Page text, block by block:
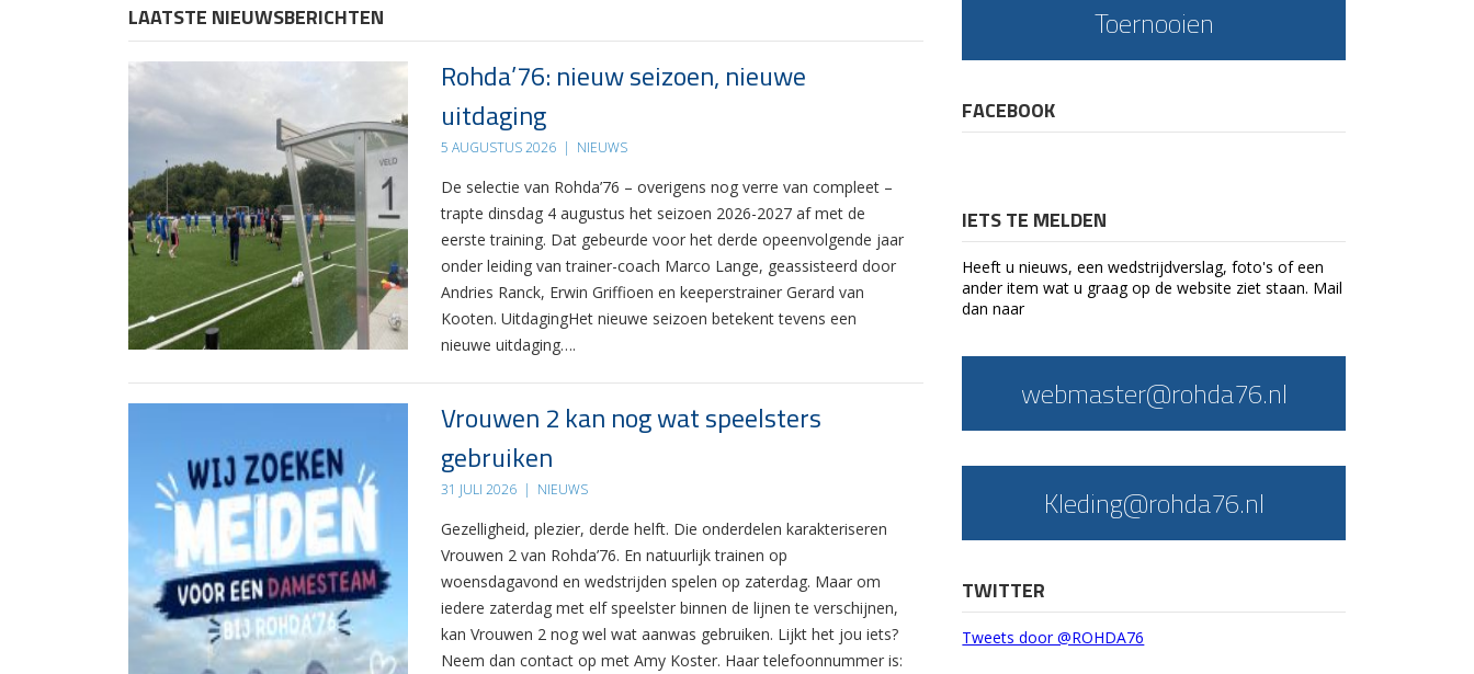
LAATSTE NIEUWSBERICHTEN
Rohda’76: nieuw seizoen, nieuwe
uitdaging
5 AUGUSTUS 2026 | NIEUWS
De selectie van Rohda’76 – overigens nog verre van compleet –
trapte dinsdag 4 augustus het seizoen 2026-2027 af met de
eerste training. Dat gebeurde voor het derde opeenvolgende jaar
onder leiding van trainer-coach Marco Lange, geassisteerd door
Andries Ranck, Erwin Griffioen en keeperstrainer Gerard van
Kooten. UitdagingHet nieuwe seizoen betekent tevens een
nieuwe uitdaging….
Vrouwen 2 kan nog wat speelsters
gebruiken
31 JULI 2026 | NIEUWS
Gezelligheid, plezier, derde helft. Die onderdelen karakteriseren
Vrouwen 2 van Rohda’76. En natuurlijk trainen op
woensdagavond en wedstrijden spelen op zaterdag. Maar om
iedere zaterdag met elf speelster binnen de lijnen te verschijnen,
kan Vrouwen 2 nog wel wat aanwas gebruiken. Lijkt het jou iets?
Neem dan contact op met Amy Koster. Haar telefoonnummer is:
Toernooien
FACEBOOK
IETS TE MELDEN
Heeft u nieuws, een wedstrijdverslag, foto's of een
ander item wat u graag op de website ziet staan. Mail
dan naar
webmaster@rohda76.nl
Kleding@rohda76.nl
TWITTER
Tweets door @ROHDA76